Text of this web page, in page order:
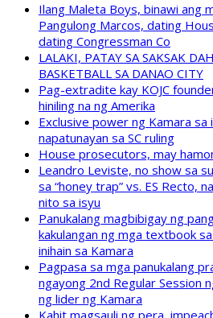
Ilang Maleta Boys, binawi ang
Pangulong Marcos, dating
dating Congressman Co
LALAKI, PATAY SA SAKSAK
BASKETBALL SA DANAO CITY
Pag-extradite kay KOJC
hiniling na ng Amerika
Exclusive power ng Kamara sa
napatunayan sa SC ruling
House prosecutors, may
Leandro Leviste, no show sa
sa “honey trap” vs. ES Recto,
nito sa isyu
Panukalang magbibigay ng
kakulangan ng mga textbook
inihain sa Kamara
Pagpasa sa mga panukalang
ngayong 2nd Regular Session
ng lider ng Kamara
Kahit magsauli ng pera,